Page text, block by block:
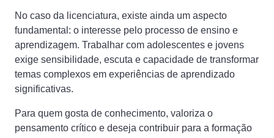
No caso da licenciatura, existe ainda um aspecto
fundamental: o interesse pelo processo de ensino e
aprendizagem. Trabalhar com adolescentes e jovens
exige sensibilidade, escuta e capacidade de transformar
temas complexos em experiências de aprendizado
significativas.
Para quem gosta de conhecimento, valoriza o
pensamento crítico e deseja contribuir para a formação